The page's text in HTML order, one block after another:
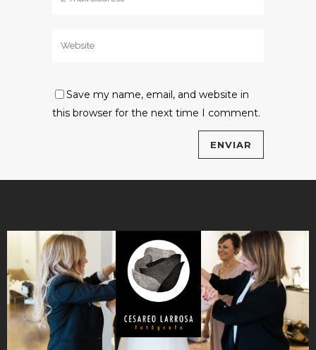
Save my name, email, and website in
this browser for the next time I comment.